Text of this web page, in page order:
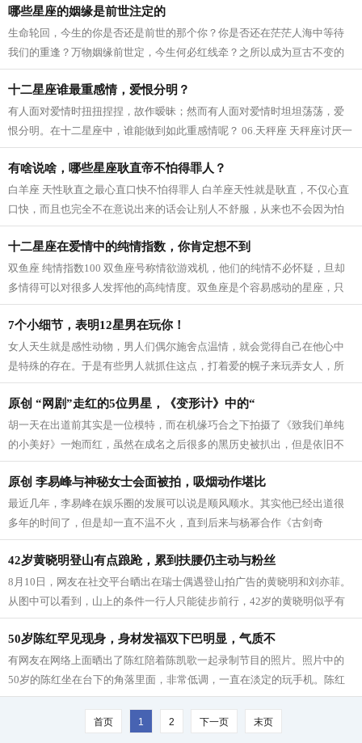
哪些星座的姻缘是前世注定的
生命轮回，今生的你是否还是前世的那个你？你是否还在茫茫人海中等待
我们的重逢？万物姻缘前世定，今生何必红线牵？之所以成为亘古不变的
浪漫，是因为他们的姻缘早已注定，哪...
十二星座谁最重感情，爱恨分明？
有人面对爱情时扭扭捏捏，故作暧昧；然而有人面对爱情时坦坦荡荡，爱
恨分明。在十二星座中，谁能做到如此重感情呢？ 06.天秤座 天秤座讨厌一
个人会完全表现在脸上，不但黑脸，...
有啥说啥，哪些星座耿直帝不怕得罪人？
白羊座 天性耿直之最心直口快不怕得罪人 白羊座天性就是耿直，不仅心直
口快，而且也完全不在意说出来的话会让别人不舒服，从来也不会因为怕
得罪人而收敛自己的言谈，结交真心...
十二星座在爱情中的纯情指数，你肯定想不到
双鱼座 纯情指数100 双鱼座号称情欲游戏机，他们的纯情不必怀疑，旦却
多情得可以对很多人发挥他的高纯情度。双鱼座是个容易感动的星座，只
要跟情感有关的事都会让他有很多感触...
7个小细节，表明12星男在玩你！
女人天生就是感性动物，男人们偶尔施舍点温情，就会觉得自己在他心中
是特殊的存在。于是有些男人就抓住这点，打着爱的幌子来玩弄女人，所
以请妹子们擦亮眼睛，明辨渣男。 渣男...
原创 “网剧”走红的5位男星，《变形计》中的“
胡一天在出道前其实是一位模特，而在机缘巧合之下拍摄了《致我们单纯
的小美好》一炮而红，虽然在成名之后很多的黑历史被扒出，但是依旧不
影响他的人气。而他又凭借帅气的外表...
原创 李易峰与神秘女士会面被拍，吸烟动作堪比
最近几年，李易峰在娱乐圈的发展可以说是顺风顺水。其实他已经出道很
多年的时间了，但是却一直不温不火，直到后来与杨幂合作《古剑奇
谭》，终于在娱乐圈有了一定的人气，随后...
42岁黄晓明登山有点踉跄，累到扶腰仍主动与粉丝
8月10日，网友在社交平台晒出在瑞士偶遇登山拍广告的黄晓明和刘亦菲。
从图中可以看到，山上的条件一行人只能徒步前行，42岁的黄晓明似乎有
些劳累，扶着腰慢慢前行。 一旁有粉丝...
50岁陈红罕见现身，身材发福双下巴明显，气质不
有网友在网络上面晒出了陈红陪着陈凯歌一起录制节目的照片。照片中的
50岁的陈红坐在台下的角落里面，非常低调，一直在淡定的玩手机。陈红
穿着也非常普通，穿着短袖和长裤。估...
首页 1 2 下一页 末页